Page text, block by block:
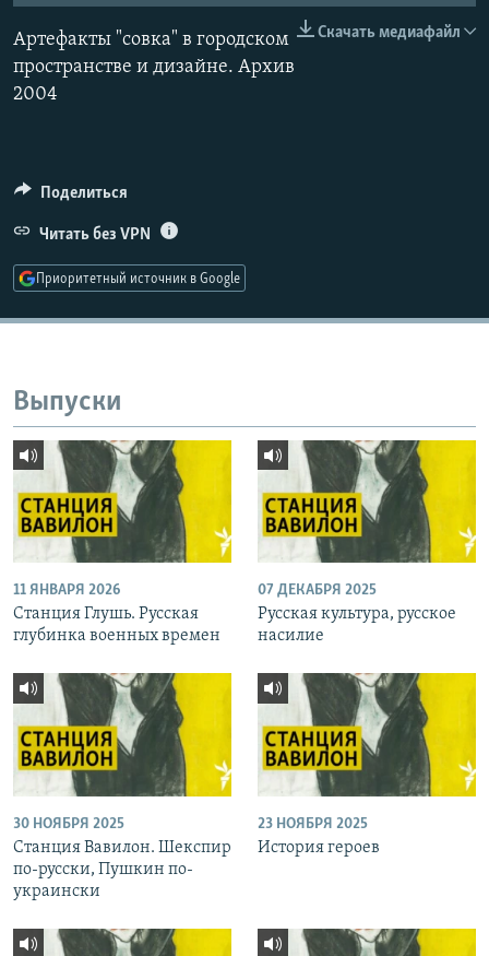
ПОДПИШИТЕСЬ НА РАССЫЛКУ
Все сайты РСЕ/РС
Скачать медиафайл
Артефакты "совка" в городском
пространстве и дизайне. Архив
2004
Поделиться
Читать без VPN
Приоритетный источник в Google
Выпуски
11 ЯНВАРЯ 2026
Станция Глушь. Русская
глубинка военных времен
07 ДЕКАБРЯ 2025
Русская культура, русское
насилие
30 НОЯБРЯ 2025
Станция Вавилон. Шекспир
по-русски, Пушкин по-
украински
23 НОЯБРЯ 2025
История героев